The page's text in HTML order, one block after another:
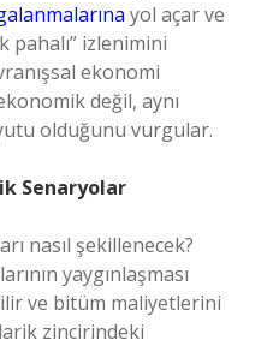
yol açar ve
pahalı” izlenimini
ekonomi
değil, aynı
olduğunu vurgular.
Senaryolar
nasıl şekillenecek?
yaygınlaşması
ve bitüm maliyetlerini
zincirindeki